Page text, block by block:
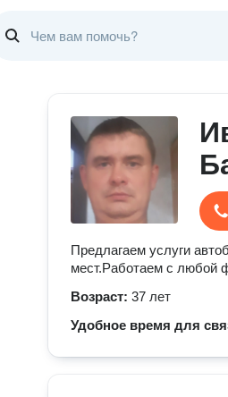
Предлагаем услуги
мест.Работаем с любой
Возраст: 37 лет
Удобное время для